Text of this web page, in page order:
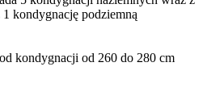
1 kondygnację podziemną
kondygnacji od 260 do 280 cm